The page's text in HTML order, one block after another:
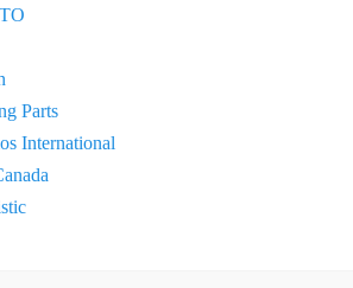
Parts
International